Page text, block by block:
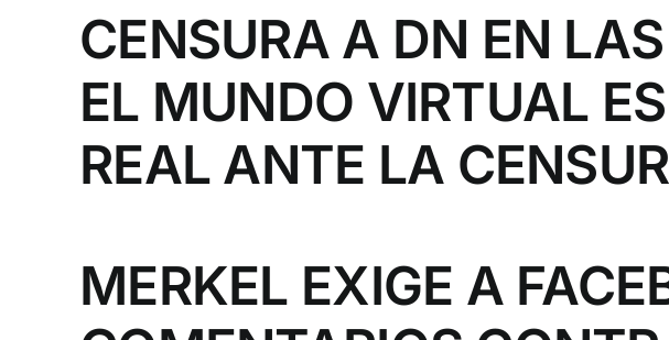
CENSURA A DN EN
EL MUNDO VIRTUAL
REAL ANTE LA
MERKEL EXIGE A